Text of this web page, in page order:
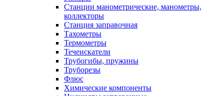
Станции манометрические, манометры,
коллекторы
Станция заправочная
Тахометры
Термометры
Течеискатели
Трубогибы, пружины
Труборезы
Флюс
Химические компоненты